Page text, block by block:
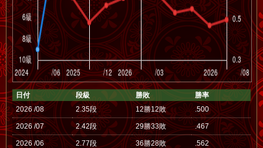
日付 段級 勝敗
勝率
2026 /08
2.35段 12勝12敗 .500
2026 /07 2.42段 29勝33敗 .467
2026 /06 2.77段 36勝28敗 .562